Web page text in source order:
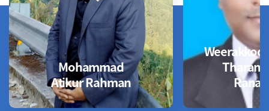
Mohammad
Atikur Rahman